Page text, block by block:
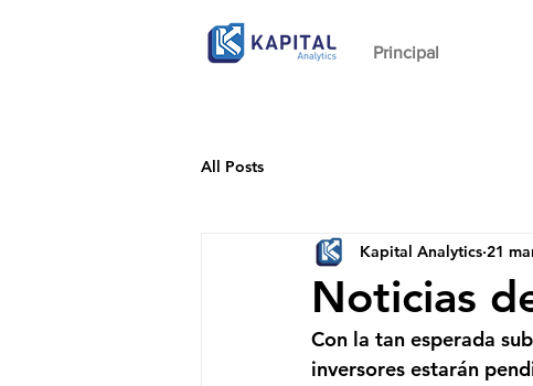
Principal
All Posts
Noticias
Kapital Analytics 21
Con la tan esperada
inversores estarán